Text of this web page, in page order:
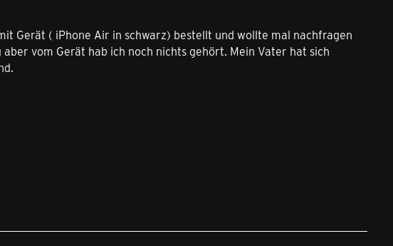
Gerät ( iPhone Air in schwarz) bestellt und wollte mal nachfragen
vom Gerät hab ich noch nichts gehört. Mein Vater hat sich